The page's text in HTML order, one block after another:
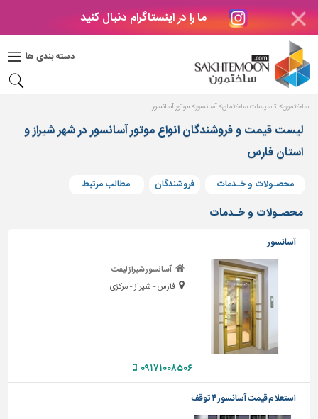
ما را در اینستاگرام دنبال کنید
دسته بندی ها
دکوراسیون
بتن
های
بتنی
درب
پنجره
مصالح
پله،
نرده
حفاظ
دیوارپوش،
کفپوش
و
سرویس
بهداشتی
ساختمون تاسیسات ساختمان آسانسور موتور آسانسور
لیست قیمت و فروشندگان انواع موتور آسانسور در شهر شیراز و
استان فارس
محصـولات و خـدمات فروشندگان مطالب مرتبط
محصـولات و خـدمات
آسانسور
آسانسور شیراز لیفت
فارس - شیراز - مرکزی
۰۹۱۷۱۰۰۸۵۰۶
استعلام قیمت آسانسور ۴ توقف